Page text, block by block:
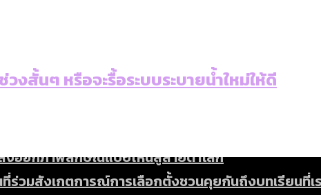
วมสังเกตการณ์การเลือกตั้งชวนคุยกันถึงบทเรียนที่เ
ปี (2566-2569) ของ กทม. ในยุคชัชชาติ ลงเขตไหน ทำ
ำรวจคอนเสิร์ตและแฟนมีตติ้งในไทยจำนวน 526 งาน ตั้
ออกภาพลักษณ์แบบไหนสู่สายตาโลก
ผ่าน Bangkok Index 2025
จังหวัดเป็นสังคมสูงวัยระดับสุดยอด และ 64 จังหวัดที่ต
] งสั้นๆ หรือจะรื้อระบบระบายน้ำใหม่ให้ดี